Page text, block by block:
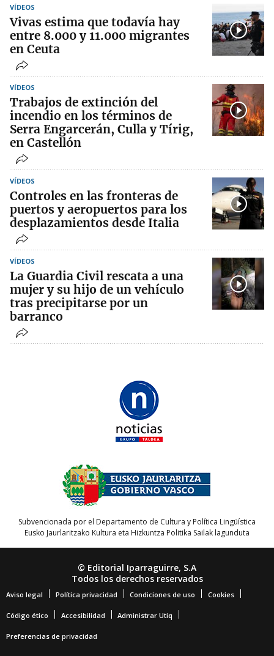
VÍDEOS
Vivas estima que todavía hay
entre 8.000 y 11.000 migrantes
en Ceuta
VÍDEOS
Trabajos de extinción del
incendio en los términos de
Serra Engarcerán, Culla y Tírig,
en Castellón
VÍDEOS
Controles en las fronteras de
puertos y aeropuertos para los
desplazamientos desde Italia
VÍDEOS
La Guardia Civil rescata a una
mujer y su hijo de un vehículo
tras precipitarse por un
barranco
Subvencionada por el Departamento de Cultura y Política Lingüística
Eusko Jaurlaritzako Kultura eta Hizkuntza Politika Sailak lagunduta
© Editorial Iparraguirre, S.A
Todos los derechos reservados
Aviso legal Política privacidad Condiciones de uso Cookies
Código ético Accesibilidad Administrar Utiq
Preferencias de privacidad